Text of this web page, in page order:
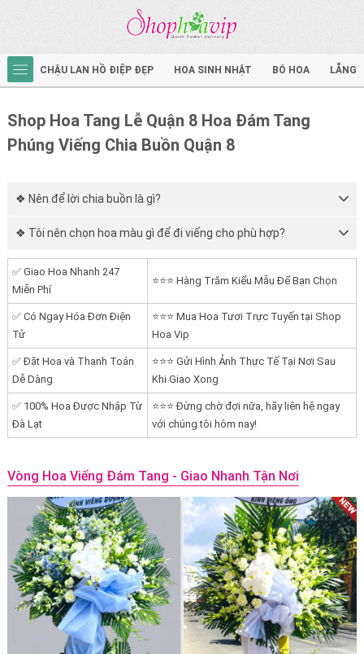
CHẬU LAN HỒ ĐIỆP ĐẸP HOA SINH NHẬT BÓ HOA LẴNG
Shop Hoa Tang Lễ Quận 8 Hoa Đám Tang
Phúng Viếng Chia Buồn Quận 8
❖ Nên để lời chia buồn là gì?
❖ Tôi nên chọn hoa màu gì để đi viếng cho phù hợp?
✅ Giao Hoa Nhanh 247
Miễn Phí
⭐⭐⭐ Hàng Trăm Kiểu Mẫu Để Bạn Chọn
✅ Có Ngay Hóa Đơn Điện
Tử
⭐⭐⭐ Mua Hoa Tươi Trực Tuyến tại Shop
Hoa Vip
✅ Đặt Hoa và Thanh Toán
Dễ Dàng
⭐⭐⭐ Gửi Hình Ảnh Thực Tế Tại Nơi Sau
Khi Giao Xong
✅ 100% Hoa Được Nhập Từ
Đà Lạt
⭐⭐⭐ Đừng chờ đợi nữa, hãy liên hệ ngay
với chúng tôi hôm nay!
Vòng Hoa Viếng Đám Tang - Giao Nhanh Tận Nơi